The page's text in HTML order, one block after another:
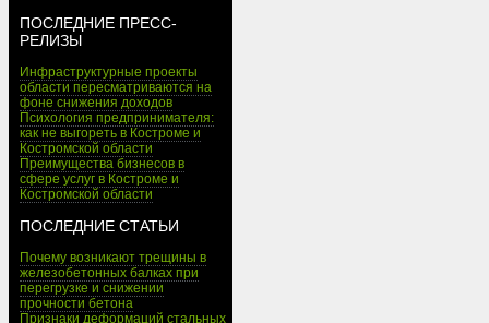
ПОСЛЕДНИЕ ПРЕСС-
РЕЛИЗЫ
Инфраструктурные проекты
области пересматриваются на
фоне снижения доходов
Психология предпринимателя:
как не выгореть в Костроме и
Костромской области
Преимущества бизнесов в
сфере услуг в Костроме и
Костромской области
ПОСЛЕДНИЕ СТАТЬИ
Почему возникают трещины в
железобетонных балках при
перегрузке и снижении
прочности бетона
Признаки деформаций стальных